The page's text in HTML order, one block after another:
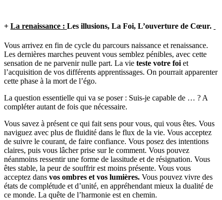
+ La renaissance : Les illusions, La Foi, L’ouverture de Cœur.
Vous arrivez en fin de cycle du parcours naissance et renaissance.
Les dernières marches peuvent vous semblez pénibles, avec cette
sensation de ne parvenir nulle part. La vie teste votre foi et
l’acquisition de vos différents apprentissages. On pourrait apparenter
cette phase à la mort de l’égo.
La question essentielle qui va se poser : Suis-je capable de … ? A
compléter autant de fois que nécessaire.
Vous savez à présent ce qui fait sens pour vous, qui vous êtes. Vous
naviguez avec plus de fluidité dans le flux de la vie. Vous acceptez
de suivre le courant, de faire confiance. Vous posez des intentions
claires, puis vous lâcher prise sur le comment. Vous pouvez
néanmoins ressentir une forme de lassitude et de résignation. Vous
êtes stable, la peur de souffrir est moins présente. Vous vous
acceptez dans vos ombres et vos lumières. Vous pouvez vivre des
états de complétude et d’unité, en appréhendant mieux la dualité de
ce monde. La quête de l’harmonie est en chemin.